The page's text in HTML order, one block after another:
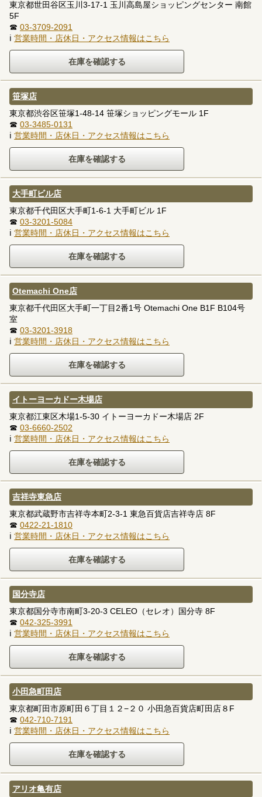
東京都世田谷区玉川3-17-1 玉川高島屋ショッピングセンター 南館
5F
☎ 03-3709-2091
ℹ 営業時間・店休日・アクセス情報はこちら
笹塚店
東京都渋谷区笹塚1-48-14 笹塚ショッピングモール 1F
☎ 03-3485-0131
ℹ 営業時間・店休日・アクセス情報はこちら
大手町ビル店
東京都千代田区大手町1-6-1 大手町ビル 1F
☎ 03-3201-5084
ℹ 営業時間・店休日・アクセス情報はこちら
Otemachi One店
東京都千代田区大手町一丁目2番1号 Otemachi One B1F B104号
室
☎ 03-3201-3918
ℹ 営業時間・店休日・アクセス情報はこちら
イトーヨーカドー木場店
東京都江東区木場1-5-30 イトーヨーカドー木場店 2F
☎ 03-6660-2502
ℹ 営業時間・店休日・アクセス情報はこちら
吉祥寺東急店
東京都武蔵野市吉祥寺本町2-3-1 東急百貨店吉祥寺店 8F
☎ 0422-21-1810
ℹ 営業時間・店休日・アクセス情報はこちら
国分寺店
東京都国分寺市南町3-20-3 CELEO（セレオ）国分寺 8F
☎ 042-325-3991
ℹ 営業時間・店休日・アクセス情報はこちら
小田急町田店
東京都町田市原町田６丁目１２−２０ 小田急百貨店町田店８F
☎ 042-710-7191
ℹ 営業時間・店休日・アクセス情報はこちら
アリオ亀有店